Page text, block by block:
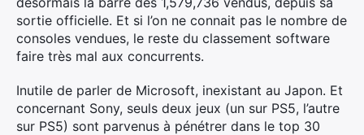
sortie officielle. Et si l’on ne connait pas le nombre de
consoles vendues, le reste du classement software
faire très mal aux concurrents.
Inutile de parler de Microsoft, inexistant au Japon. Et
concernant Sony, seuls deux jeux (un sur PS5, l’autre
sur PS5) sont parvenus à pénétrer dans le top 30